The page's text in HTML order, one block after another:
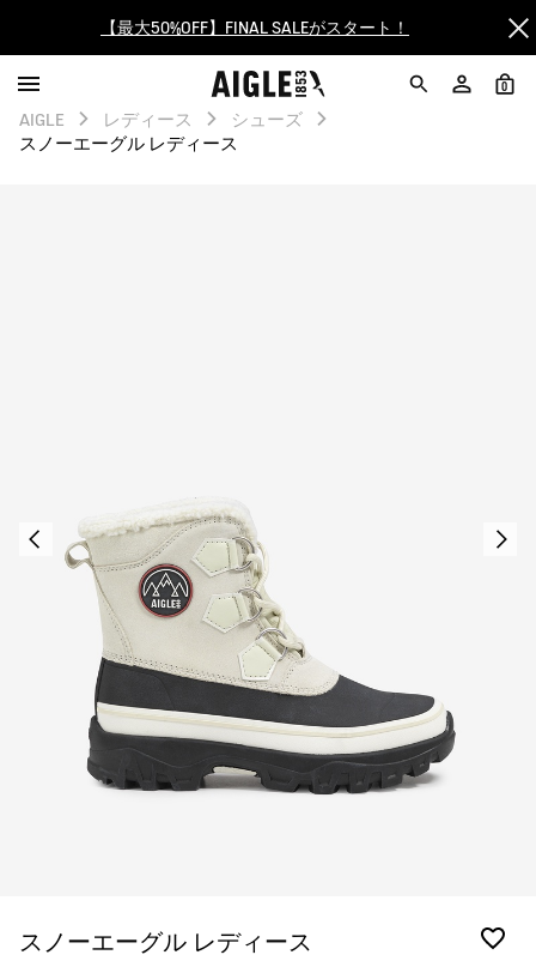
【最大50%OFF】FINAL SALEがスタート！
ログイン/会員登録で送料＆返品無料
AIGLE CLUB ポイントサービス終了のお知らせ
0
AIGLE レディース
シューズ
スノーエーグル レディース
スノーエーグル レディース